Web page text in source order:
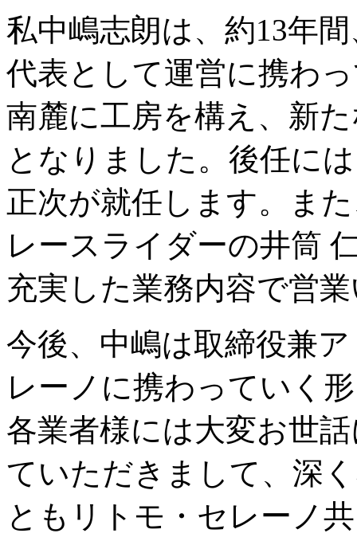
私中嶋志朗は、約13年
代表として運営に携わ
南麓に工房を構え、新
となりました。後任に
正次が就任します。ま
レースライダーの井筒
充実した業務内容で営
今後、中嶋は取締役兼
レーノに携わっていく
各業者様には大変お世
ていただきまして、深
ともリトモ・セレーノ